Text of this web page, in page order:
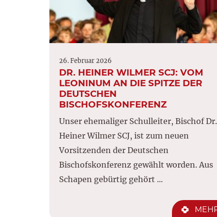
26. Februar 2026
DR. HEINER WILMER SCJ: VOM
LEONINUM AN DIE SPITZE DER
DEUTSCHEN
BISCHOFSKONFERENZ
Unser ehemaliger Schulleiter, Bischof Dr.
Heiner Wilmer SCJ, ist zum neuen
Vorsitzenden der Deutschen
Bischofskonferenz gewählt worden. Aus
Schapen gebürtig gehört ...